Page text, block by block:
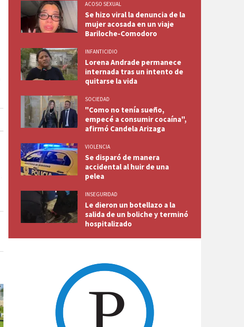
ACOSO SEXUAL
Se hizo viral la denuncia de la
mujer acosada en un viaje
Bariloche-Comodoro
INFANTICIDIO
Lorena Andrade permanece
internada tras un intento de
quitarse la vida
SOCIEDAD
"Como no tenía sueño,
empecé a consumir cocaína",
afirmó Candela Arizaga
VIOLENCIA
Se disparó de manera
accidental al huir de una
pelea
INSEGURIDAD
Le dieron un botellazo a la
salida de un boliche y terminó
hospitalizado